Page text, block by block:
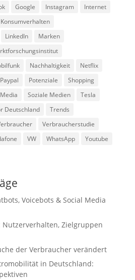
Google Instagram
Internet
Konsumverhalten
LinkedIn
Marken
Nachhaltigkeit
Netflix
Paypal Potenziale
Shopping
Soziale Medien
Tesla
Deutschland
Trends
Verbraucherstudie
VW WhatsApp
Youtube
Voicebots & Social Media
Zielgruppen
der Verbraucher verändert
in Deutschland: